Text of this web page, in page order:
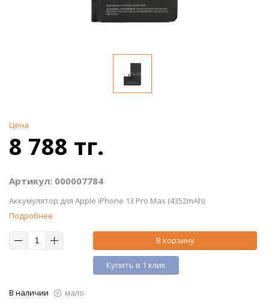
Цена
8 788 тг.
Артикул: 000007784
Аккумулятор для Apple iPhone 13 Pro Max (4352mAh)
Подробнее
В корзину
Купить в 1 клик
В наличии
мало